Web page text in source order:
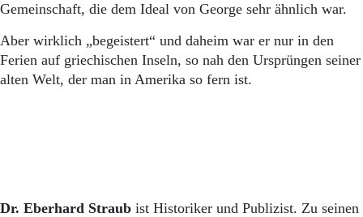
Gemeinschaft, die dem Ideal von George sehr ähnlich war.
Aber wirklich „begeistert“ und daheim war er nur in den
Ferien auf griechischen Inseln, so nah den Ursprüngen seiner
alten Welt, der man in Amerika so fern ist.
Dr. Eberhard Straub ist Historiker und Publizist. Zu seinen